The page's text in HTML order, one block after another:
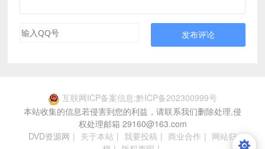
发布评论
互联网ICP备案信息:黔ICP备202300999号
本站收集的信息若侵害到您的利益，请联系我们删除处理,侵
权处理邮箱 29160@163.com
DVD资源网 | 关于本站 | 我要投稿 | 商业合作 | 网站归